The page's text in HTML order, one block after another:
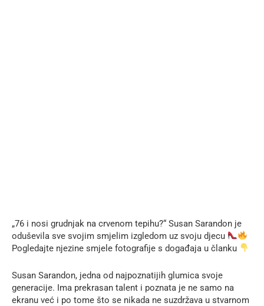
„76 i nosi grudnjak na crvenom tepihu?“ Susan Sarandon je
oduševila sve svojim smjelim izgledom uz svoju djecu
Pogledajte njezine smjele fotografije s događaja u članku
Susan Sarandon, jedna od najpoznatijih glumica svoje
generacije. Ima prekrasan talent i poznata je ne samo na
ekranu već i po tome što se nikada ne suzdržava u stvarnom